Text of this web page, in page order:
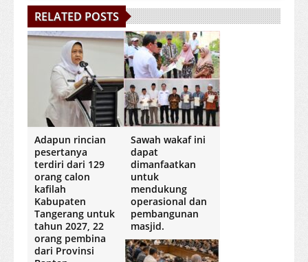
RELATED POSTS
Adapun rincian
pesertanya
terdiri dari 129
orang calon
kafilah
Kabupaten
Tangerang untuk
tahun 2027, 22
orang pembina
dari Provinsi
Sawah wakaf ini
dapat
dimanfaatkan
untuk
mendukung
operasional dan
pembangunan
masjid.